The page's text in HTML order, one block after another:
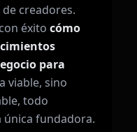
creadores.
éxito cómo
para
viable, sino
todo
única fundadora.